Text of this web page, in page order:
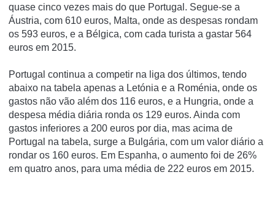
quase cinco vezes mais do que Portugal. Segue-se a
Áustria, com 610 euros, Malta, onde as despesas rondam
os 593 euros, e a Bélgica, com cada turista a gastar 564
euros em 2015.
Portugal continua a competir na liga dos últimos, tendo
abaixo na tabela apenas a Letónia e a Roménia, onde os
gastos não vão além dos 116 euros, e a Hungria, onde a
despesa média diária ronda os 129 euros. Ainda com
gastos inferiores a 200 euros por dia, mas acima de
Portugal na tabela, surge a Bulgária, com um valor diário a
rondar os 160 euros. Em Espanha, o aumento foi de 26%
em quatro anos, para uma média de 222 euros em 2015.